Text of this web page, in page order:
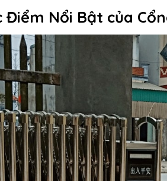
Điểm Nổi Bật của